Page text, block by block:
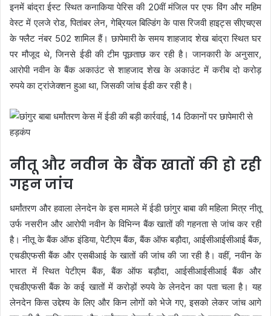
इनमें बांद्रा ईस्ट स्थित कनाकिया पेरिस की 20वीं मंजिल पर एफ विंग और महिम
वेस्ट में एलजे रोड, पितांबर लेन, गेब्रियल बिल्डिंग के पास रिजवी हाइट्स सीएचएस
के फ्लैट नंबर 502 शामिल हैं। छापेमारी के समय शाहजाद शेख बांद्रा स्थित घर
पर मौजूद थे, जिनसे ईडी की टीम पूछताछ कर रही है। जानकारी के अनुसार,
आरोपी नवीन के बैंक अकाउंट से शाहजाद शेख के अकाउंट में करीब दो करोड़
रुपये का ट्रांजेक्शन हुआ था, जिसकी जांच ईडी कर रही है।
नीतू और नवीन के बैंक खातों की हो रही
गहन जांच
धर्मांतरण और हवाला लेनदेन के इस मामले में ईडी छांगुर बाबा की महिला मित्र नीतू
उर्फ नसरीन और आरोपी नवीन के विभिन्न बैंक खातों की गहनता से जांच कर रही
है। नीतू के बैंक ऑफ इंडिया, पेटीएम बैंक, बैंक ऑफ बड़ौदा, आईसीआईसीआई बैंक,
एचडीएफसी बैंक और एसबीआई के खातों की जांच की जा रही है। वहीं, नवीन के
भारत में स्थित पेटीएम बैंक, बैंक ऑफ बड़ौदा, आईसीआईसीआई बैंक और
एचडीएफसी बैंक के कई खातों में करोड़ों रुपये के लेनदेन का पता चला है। यह
लेनदेन किस उद्देश्य के लिए और किन लोगों को भेजे गए, इसको लेकर जांच आगे